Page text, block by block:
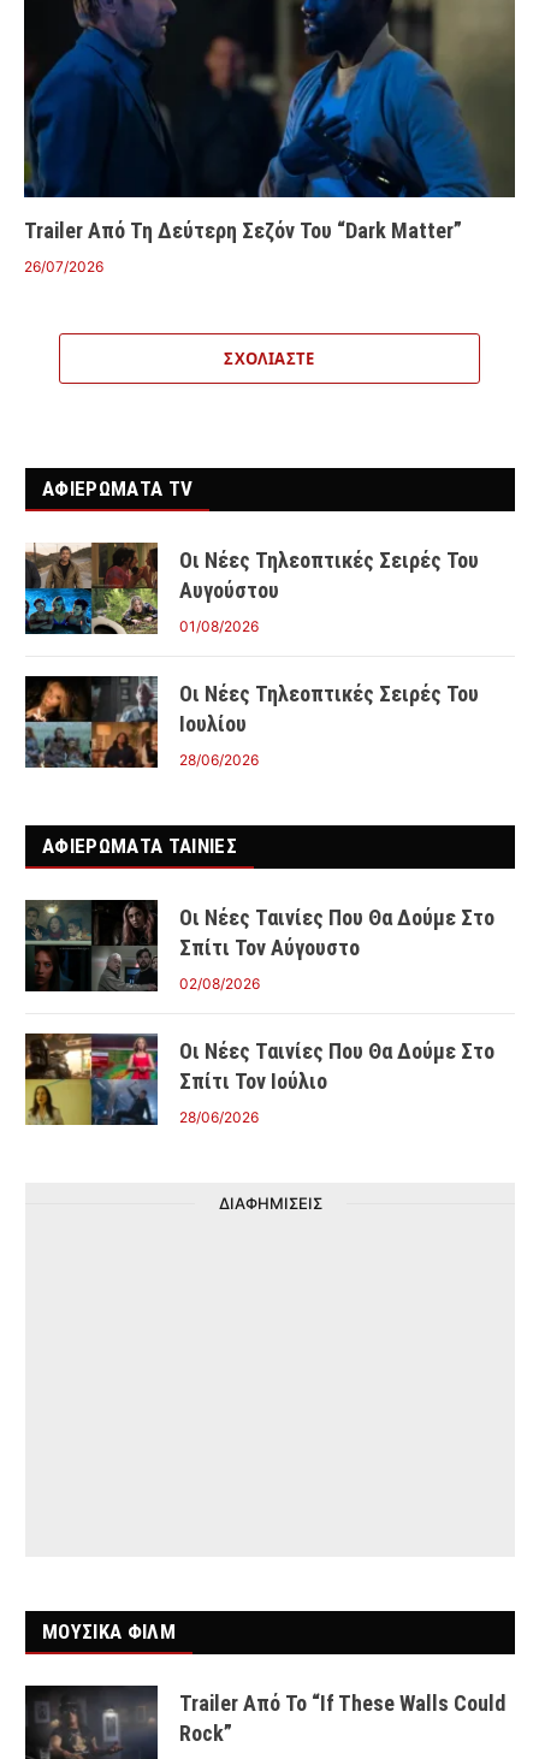
Trailer Από Τη Δεύτερη Σεζόν Του “Dark Matter”
26/07/2026
ΣΧΟΛΙΆΣΤΕ
ΑΦΙΕΡΩΜΑΤΑ TV
Οι Νέες Τηλεοπτικές Σειρές Του
Αυγούστου
01/08/2026
Οι Νέες Τηλεοπτικές Σειρές Του
Ιουλίου
28/06/2026
ΑΦΙΕΡΩΜΑΤΑ ΤΑΙΝΊΕΣ
Οι Νέες Ταινίες Που Θα Δούμε Στο
Σπίτι Τον Αύγουστο
02/08/2026
Οι Νέες Ταινίες Που Θα Δούμε Στο
Σπίτι Τον Ιούλιο
28/06/2026
ΔΙΑΦΗΜΙΣΕΙΣ
ΜΟΥΣΙΚΑ ΦΙΛΜ
Trailer Από Το “If These Walls Could
Rock”